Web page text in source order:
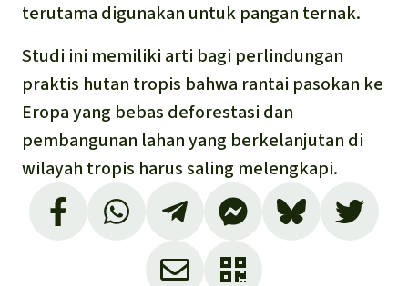
terutama digunakan untuk pangan ternak.
Studi ini memiliki arti bagi perlindungan
praktis hutan tropis bahwa rantai pasokan ke
Eropa yang bebas deforestasi dan
pembangunan lahan yang berkelanjutan di
wilayah tropis harus saling melengkapi.